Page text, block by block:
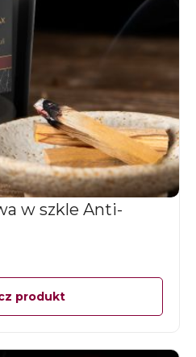
w szkle Anti-
produkt